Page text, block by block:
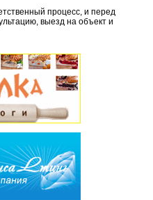
процесс, и перед
выезд на объект и